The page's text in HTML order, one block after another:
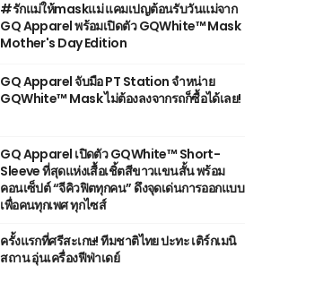
#รักแม่ให้maskแม่ แคมเปญต้อนรับวันแม่จาก
GQ Apparel พร้อมเปิดตัว GQWhite™ Mask
Mother's Day Edition
GQ Apparel จับมือ PT Station จำหน่าย
GQWhite™ Mask ไม่ต้องลงจากรถก็ซื้อได้เลย!
GQ Apparel เปิดตัว GQWhite™ Short-
Sleeve ที่สุดแห่งเสื้อเชิ้ตสีขาวแขนสั้น พร้อม
คอนเซ็ปต์ “จีคิวฟิตทุกคน” ดึงจุดเด่นการออกแบบ
เพื่อคนทุกเพศ ทุกไซส์
ครั้งแรกที่ศรีสะเกษ! ทีมชาติไทย ปะทะ เติร์กเมนิ
สถาน อุ่นเครื่องฟีฟ่าเดย์